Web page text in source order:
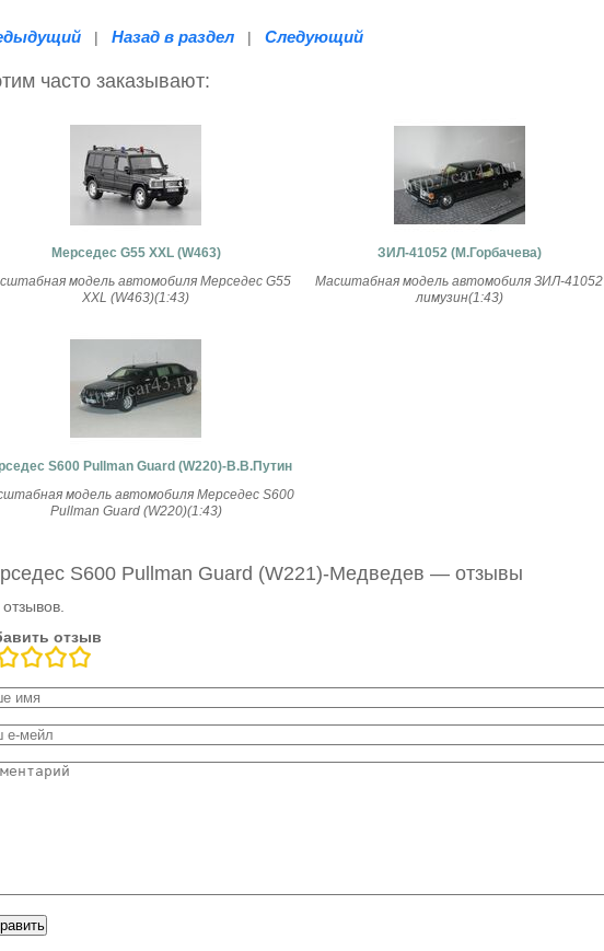
| Назад в раздел | Следующий
часто заказывают:
Мерседес G55 XXL (W463)
модель автомобиля Мерседес G55
XXL (W463)(1:43)
ЗИЛ-41052 (М.Горбачева)
Масштабная модель автомобиля ЗИЛ-41052
лимузин(1:43)
S600 Pullman Guard (W220)-В.В.Путин
модель автомобиля Мерседес S600
Pullman Guard (W220)(1:43)
S600 Pullman Guard (W221)-Медведев — отзывы
отзыв